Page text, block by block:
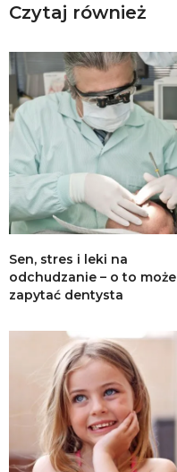
Czytaj również
Sen, stres i leki na
odchudzanie – o to może
zapytać dentysta